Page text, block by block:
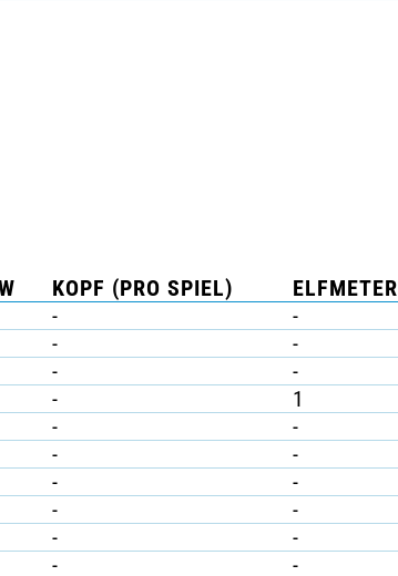
KOPF (PRO SPIEL) ELFMETER
- -
- -
- -
- 1
- -
- -
- -
- -
- -
- -